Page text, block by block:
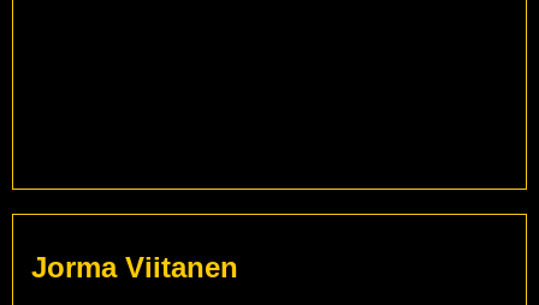
Jorma Viitanen